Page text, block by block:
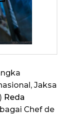
Jaksa
Reda
Chef de